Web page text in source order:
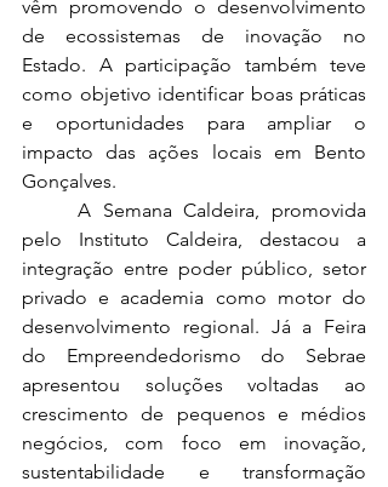
vêm promovendo o desenvolvimento
de ecossistemas de inovação no
Estado. A participação também teve
como objetivo identificar boas práticas
e oportunidades para ampliar o
impacto das ações locais em Bento
Gonçalves.
pelo Instituto Caldeira, destacou a
integração entre poder público, setor
privado e academia como motor do
desenvolvimento regional. Já a Feira
do Empreendedorismo do Sebrae
apresentou soluções voltadas ao
crescimento de pequenos e médios
negócios, com foco em inovação,
sustentabilidade e transformação